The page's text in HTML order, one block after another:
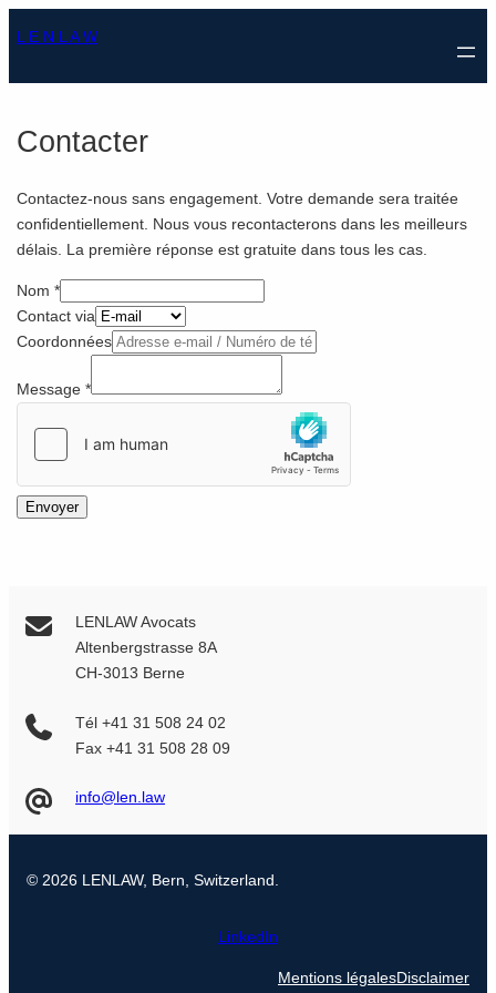
au
L E N L A W
Contacter
Contactez-nous sans engagement. Votre demande sera traitée
confidentiellement. Nous vous recontacterons dans les meilleurs
délais. La première réponse est gratuite dans tous les cas.
Nom*
Contact via
Coordonnées
Nom
Message*
Envoyer
LENLAW Avocats
Altenbergstrasse 8A
CH-3013 Berne
Tél +41 31 508 24 02
Fax +41 31 508 28 09
info@len.law
© 2026 LENLAW, Bern, Switzerland.
LinkedIn
Mentions légalesDisclaimer